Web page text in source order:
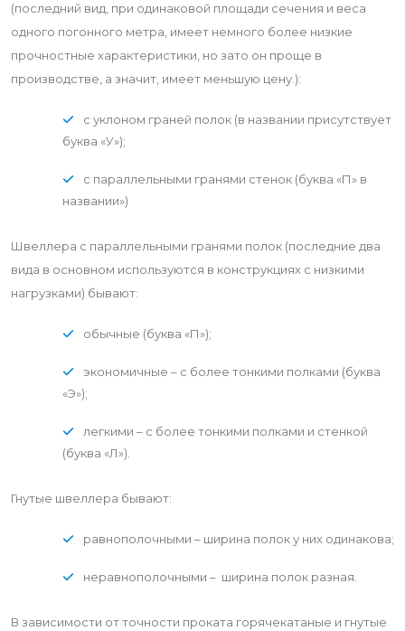
(последний вид, при одинаковой площади сечения и веса
одного погонного метра, имеет немного более низкие
прочностные характеристики, но зато он проще в
производстве, а значит, имеет меньшую цену.):
с уклоном граней полок (в названии присутствует
буква «У»);
с параллельными гранями стенок (буква «П» в
названии»)
Швеллера с параллельными гранями полок (последние два
вида в основном используются в конструкциях с низкими
нагрузками) бывают:
обычные (буква «П»);
экономичные – с более тонкими полками (буква
«Э»);
легкими – с более тонкими полками и стенкой
(буква «Л»).
Гнутые швеллера бывают:
равнополочными – ширина полок у них одинакова;
неравнополочными – ширина полок разная.
В зависимости от точности проката горячекатаные и гнутые